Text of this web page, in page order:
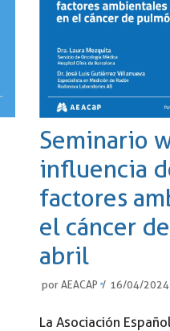
Seminario
influencia
factores
el cáncer
abril
por AEACAP 16/04/2024
La Asociación